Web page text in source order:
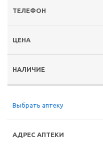
Выбрать аптеку